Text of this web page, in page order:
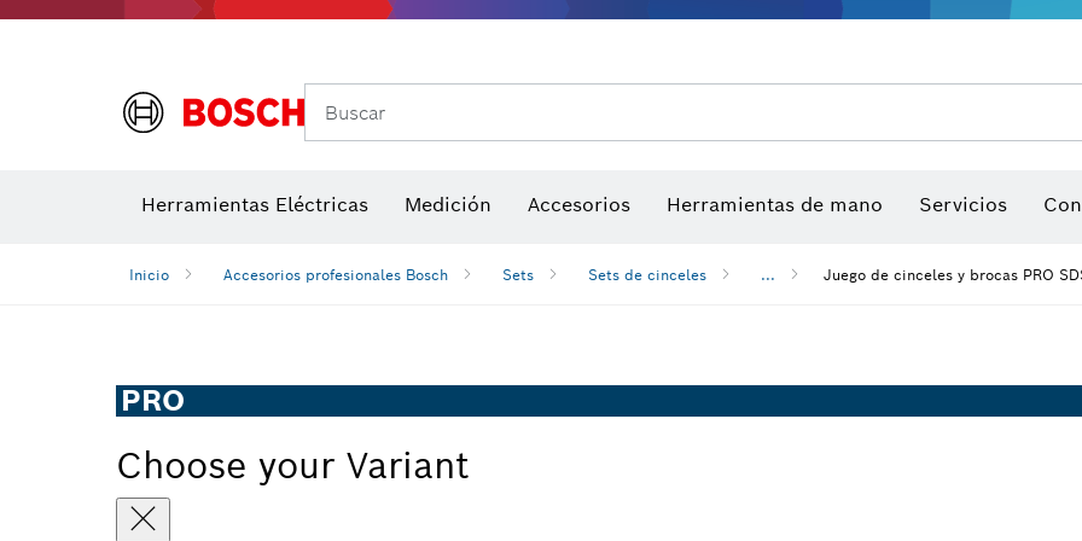
Buscar
Herramientas Eléctricas Medición Accesorios Herramientas de mano Servicios
Inicio Accesorios profesionales Bosch Sets Sets de cinceles ... Juego de cinceles y brocas PRO
PRO
Choose your Variant